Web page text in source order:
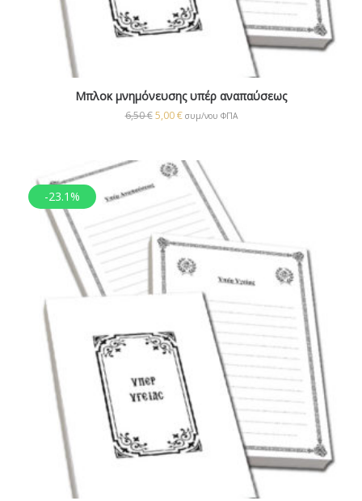
Μπλοκ μνημόνευσης υπέρ αναπαύσεως
6,50€ 5,00€ συμ/νου ΦΠΑ
-23.1%